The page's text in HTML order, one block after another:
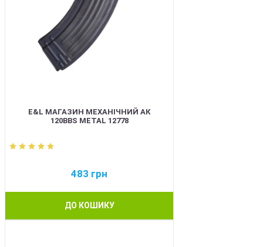
E&L МАГАЗИН МЕХАНІЧНИЙ АК
120BBS METAL 12778
483 грн
ДО КОШИКУ